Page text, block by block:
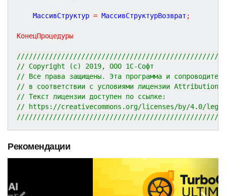
	МассивСтруктур
= МассивСтруктурВозврат ;
КонецПроцедуры
// Copyright (c) 2019, ООО 1С-Софт
// Все права защищены. Эта программа и
// в соответствии с условиями лицензии
// Текст лицензии доступен по ссылке:
// https://creativecommons.org/licenses/by/4.0/
Рекомендации
e
e
x